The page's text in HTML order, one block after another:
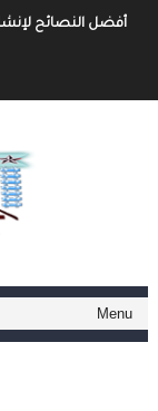
أفضل النصائح
خطوة بخطوة كيفية
كيفية إنشاء